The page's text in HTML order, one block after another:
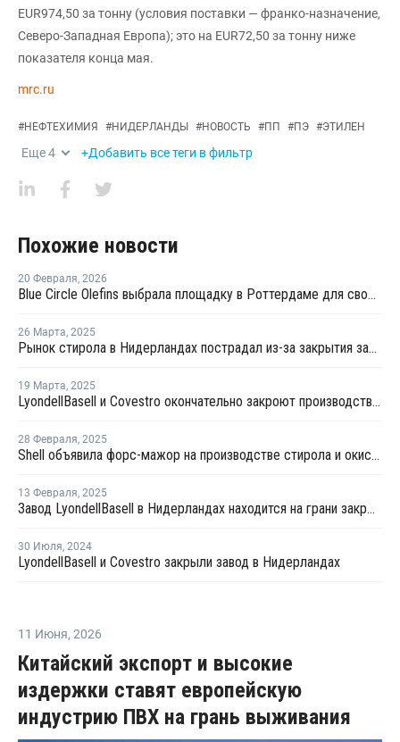
EUR974,50 за тонну (условия поставки — франко-назначение,
Северо-Западная Европа); это на EUR72,50 за тонну ниже
показателя конца мая.
mrc.ru
#НЕФТЕХИМИЯ #НИДЕРЛАНДЫ #НОВОСТЬ #ПП #ПЭ #ЭТИЛЕН
Еще4 +Добавить все теги в фильтр
Похожие новости
20 Февраля, 2026
Blue Circle Olefins выбрала площадку в Роттердаме для своего проекта по производству экологически чистого метанола
26 Марта, 2025
Рынок стирола в Нидерландах пострадал из-за закрытия заводов LyondellBasell и Covestro
19 Марта, 2025
LyondellBasell и Covestro окончательно закроют производство стирола и окиси пропилена в Нидерландах
28 Февраля, 2025
Shell объявила форс-мажор на производстве стирола и окиси пропилена в Нидерландах
13 Февраля, 2025
Завод LyondellBasell в Нидерландах находится на грани закрытия
30 Июля, 2024
LyondellBasell и Covestro закрыли завод в Нидерландах
11 Июня, 2026
Китайский экспорт и высокие
издержки ставят европейскую
индустрию ПВХ на грань выживания